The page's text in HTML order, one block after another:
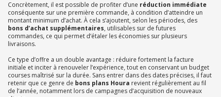
Concrètement, il est possible de profiter d’une réduction immédiate
conséquente sur une première commande, à condition d’atteindre un
montant minimum d’achat. À cela s’ajoutent, selon les périodes, des
bons d’achat supplémentaires, utilisables sur de futures
commandes, ce qui permet d’étaler les économies sur plusieurs
livraisons.
Ce type d’offre a un double avantage : réduire fortement la facture
initiale et inciter à renouveler l’expérience, tout en conservant un budget
courses maîtrisé sur la durée. Sans entrer dans des dates précises, il faut
retenir que ce genre de bons plans Houra revient régulièrement au fil
de l’année, notamment lors de campagnes d’acquisition de nouveaux